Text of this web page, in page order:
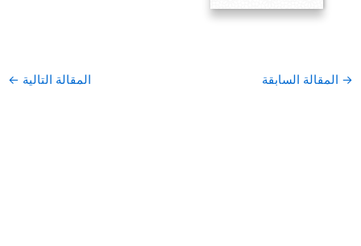
→ المقالة السابقة المقالة التالية ←